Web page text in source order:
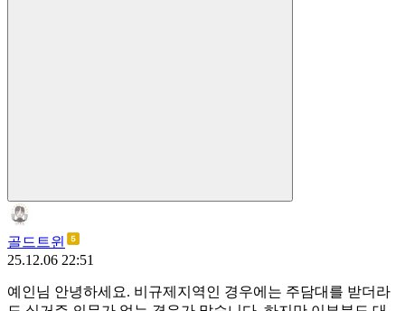
골드트윈
25.12.06 22:51
예인님 안녕하세요. 비규제지역인 경우에는 주담대를 받더라